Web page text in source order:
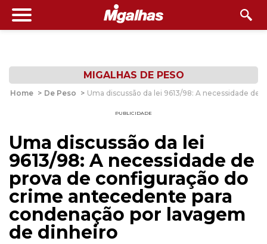
MIGALHAS DE PESO
Home > De Peso > Uma discussão da lei 9613/98: A necessidade
PUBLICIDADE
Uma discussão da lei
9613/98: A necessidade de
prova de configuração do
crime antecedente para
condenação por lavagem
de dinheiro